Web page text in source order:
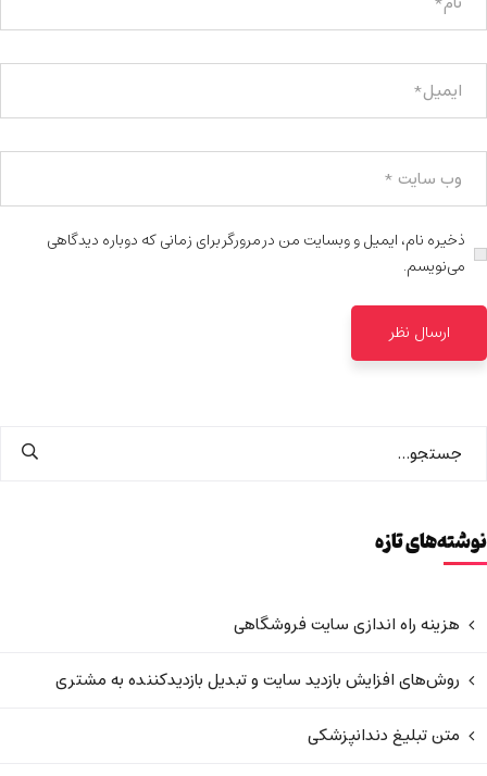
ذخیره نام، ایمیل و وبسایت من در مرورگر برای زمانی که دوباره دیدگاهی
می‌نویسم.
نوشته‌های تازه
هزینه راه اندازی سایت فروشگاهی
روش‌های افزایش بازدید سایت و تبدیل بازدیدکننده به مشتری
متن تبلیغ دندانپزشکی